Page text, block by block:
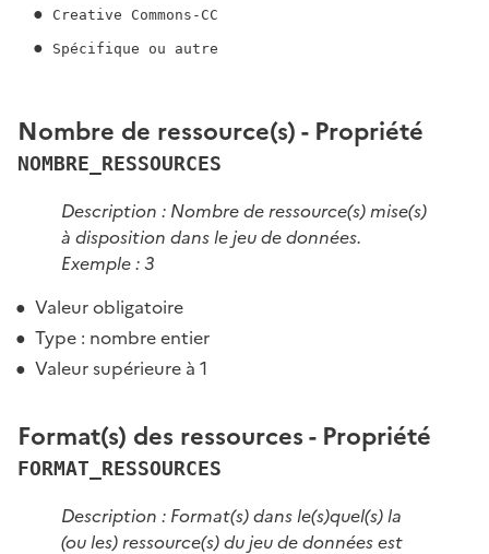
Creative Commons-CC
Spécifique ou autre
Nombre de ressource(s) - Propriété
NOMBRE_RESSOURCES
Description : Nombre de ressource(s) mise(s)
à disposition dans le jeu de données.
Exemple : 3
Valeur obligatoire
Type : nombre entier
Valeur supérieure à 1
Format(s) des ressources - Propriété
FORMAT_RESSOURCES
Description : Format(s) dans le(s)quel(s) la
(ou les) ressource(s) du jeu de données est